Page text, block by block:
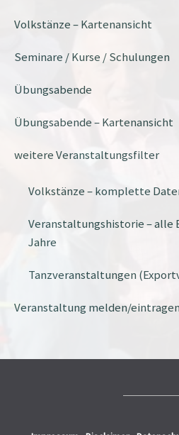
Volkstänze – Kartenansicht
Seminare / Kurse / Schulungen
Übungsabende
Übungsabende – Kartenansicht
weitere Veranstaltungsfilter
Volkstänze – komplette
Veranstaltungshistorie – alle
Jahre
Tanzveranstaltungen
Veranstaltung melden/